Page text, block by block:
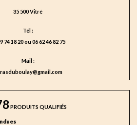
35 500 Vitré
Tél :
74 18 20 ou 06 62 46 82 75
Mail :
PRODUITS QUALIFIÉS